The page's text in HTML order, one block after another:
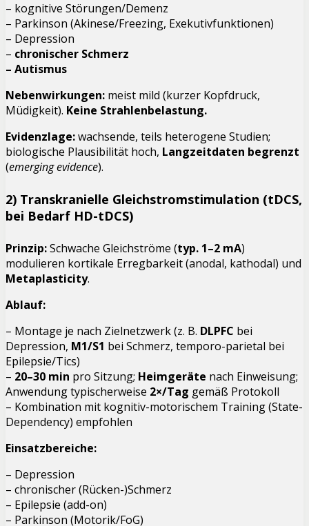
– kognitive Störungen/Demenz
– Parkinson (Akinese/Freezing, Exekutivfunktionen)
– Depression
– chronischer Schmerz
– Autismus
Nebenwirkungen: meist mild (kurzer Kopfdruck,
Müdigkeit). Keine Strahlenbelastung.
Evidenzlage:wachsende, teils heterogene Studien;
biologische Plausibilität hoch, Langzeitdaten begrenzt
(emerging evidence).
2) Transkranielle Gleichstromstimulation (tDCS,
bei Bedarf HD-tDCS)
Prinzip:Schwache Gleichströme (typ. 1–2 mA)
modulieren kortikale Erregbarkeit (anodal­, kathodal) und
Metaplasticity.
Ablauf:
– Montage je nach Zielnetzwerk (z. B. DLPFC bei
Depression, M1/S1 bei Schmerz, temporo-parietal bei
Epilepsie/Tics)
– 20–30 min pro Sitzung; Heimgeräte nach Einweisung;
Anwendung typischerweise 2×/Tag gemäß Protokoll
– Kombination mit kognitiv-motorischem Training (State-
Dependency) empfohlen
Einsatzbereiche:
– Depression
– chronischer (Rücken-)Schmerz
– Epilepsie (add-on)
– Parkinson (Motorik/FoG)